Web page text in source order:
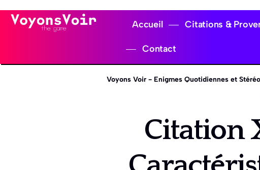
Accueil Citations &
Contact
Voyons Voir - Enigmes Quotidiennes et
Citation